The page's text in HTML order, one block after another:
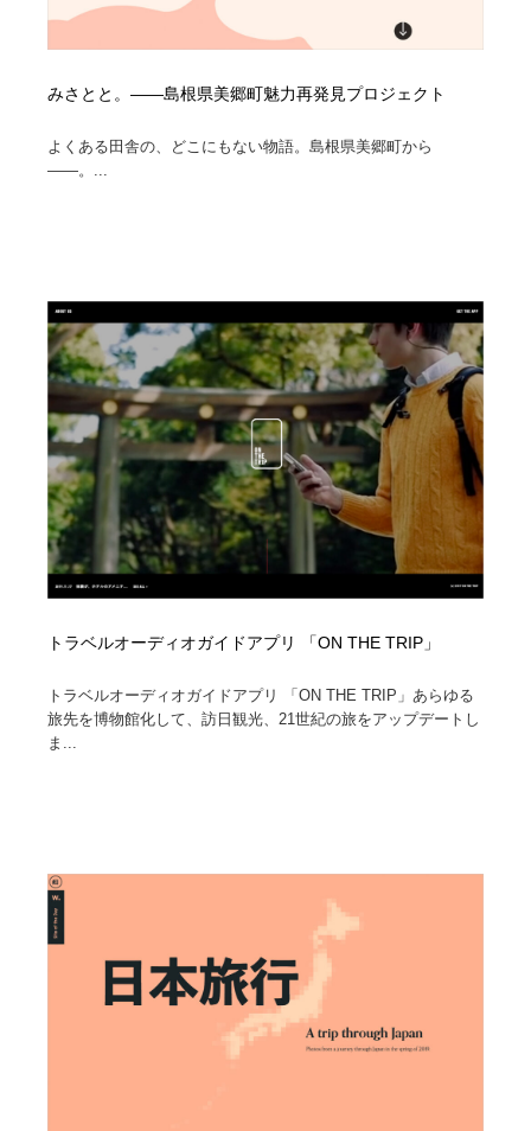
みさとと。——島根県美郷町魅力再発見プロジェクト
よくある田舎の、どこにもない物語。島根県美郷町から
――。...
トラベルオーディオガイドアプリ 「ON THE TRIP」
トラベルオーディオガイドアプリ 「ON THE TRIP」あらゆる
旅先を博物館化して、訪日観光、21世紀の旅をアップデートし
ま...